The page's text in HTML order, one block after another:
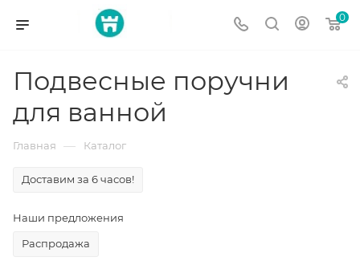
0
Подвесные поручни
для ванной
Главная — Каталог
Доставим за 6 часов!
Наши предложения
Распродажа